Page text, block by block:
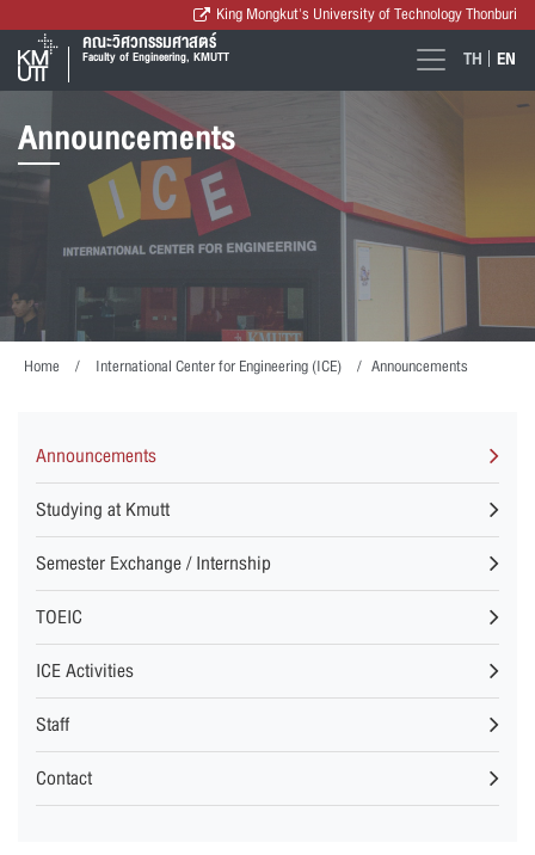
King Mongkut's University of Technology Thonburi
คณะวิศวกรรมศาสตร์
Faculty of Engineering, KMUTT TH EN
Announcements
Home International Center for Engineering (ICE) Announcements
Announcements
Studying at Kmutt
Semester Exchange / Internship
TOEIC
ICE Activities
Staff
Contact